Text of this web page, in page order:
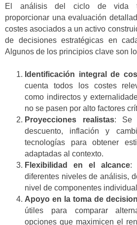
El análisis del ciclo de vida
proporcionar una evaluación
costes asociados a un activo
de decisiones estratégicas en
Algunos de los principios clave son
Identificación integral de
cuenta todos los costes
como indirectos y
no se pasen por alto factores
Proyecciones realistas: Se
descuento, inflación y
tecnologías para obtener
adaptadas al contexto.
Flexibilidad en el alcance:
diferentes niveles de análisis,
nivel de componentes
Apoyo en la toma de
útiles para comparar
opciones que maximicen el